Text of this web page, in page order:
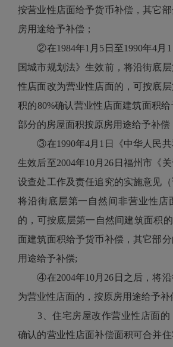
按营业性店面给予货币补偿，其它
房用途给予补偿；
②在1984年1月5日至1990年4月1
国城市规划法》生效前，将沿街底
性店面改为营业性店面的，可按底
积的80%确认营业性店面建筑面积
部分的房屋面积按原房用途给予补偿
③在1990年4月1日《中华人民共
生效后至2004年10月26日福州市《
设查处工作及责任追究的实施意见（
将沿街底层第一自然间非营业性店
的，可按底层第一自然间建筑面积
面建筑面积给予货币补偿，其它部
用途给予补偿;
④在2004年10月26日之后，将沿
为营业性店面的，按原房用途给予补
3、住宅房屋改作营业性店面的
确认的营业性店面补偿面积可合并